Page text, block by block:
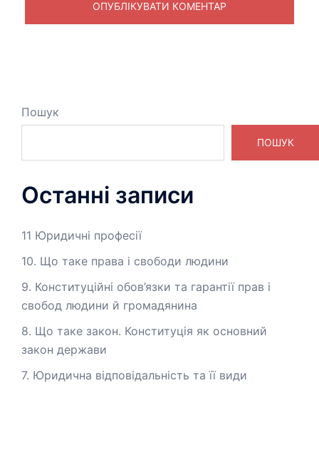
Пошук
ПОШУК
Останні записи
11 Юридичні професії
10. Що таке права і свободи людини
9. Конституційні обов’язки та гарантії прав і
свобод людини й громадянина
8. Що таке закон. Конституція як основний
закон держави
7. Юридична відповідальність та її види